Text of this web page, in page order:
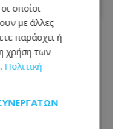
οποίοι
με άλλες
παράσχει ή
χρήση των
Πολιτική